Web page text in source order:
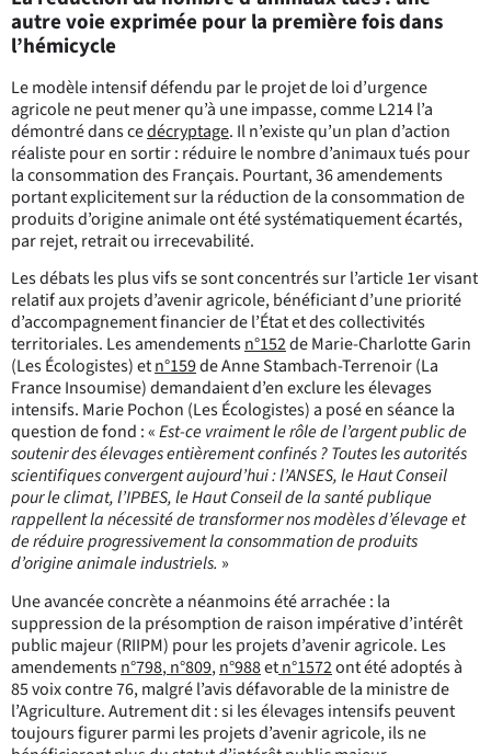
autre voie exprimée pour la première fois dans
l’hémicycle
Le modèle intensif défendu par le projet de loi d’urgence
agricole ne peut mener qu’à une impasse, comme L214 l’a
démontré dans cedécryptage. Il n’existe qu’un plan d’action
réaliste pour en sortir : réduire le nombre d’animaux tués pour
la consommation des Français. Pourtant, 36 amendements
portant explicitement sur la réduction de la consommation de
produits d’origine animale ont été systématiquement écartés,
par rejet, retrait ou irrecevabilité.
Les débats les plus vifs se sont concentrés sur l’article 1er visant
relatif aux projets d’avenir agricole, bénéficiant d’une priorité
d’accompagnement financier de l’État et des collectivités
territoriales. Les amendementsn°152de Marie-Charlotte Garin
(Les Écologistes) etn°159de Anne Stambach-Terrenoir (La
France Insoumise) demandaient d’en exclure les élevages
intensifs. Marie Pochon (Les Écologistes) a posé en séance la
question de fond : «Est-ce vraiment le rôle de l’argent public de
soutenir des élevages entièrement confinés ? Toutes les autorités
scientifiques convergent aujourd’hui : l’ANSES, le Haut Conseil
pour le climat, l’IPBES, le Haut Conseil de la santé publique
rappellent la nécessité de transformer nos modèles d’élevage et
de réduire progressivement la consommation de produits
d’origine animale industriels. »
Une avancée concrète a néanmoins été arrachée : la
suppression de la présomption de raison impérative d’intérêt
public majeur (RIIPM) pour les projets d’avenir agricole. Les
amendementsn°798,n°809,n°988etn°1572ont été adoptés à
85 voix contre 76, malgré l’avis défavorable de la ministre de
l’Agriculture. Autrement dit : si les élevages intensifs peuvent
toujours figurer parmi les projets d’avenir agricole, ils ne